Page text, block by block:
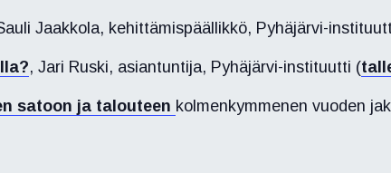
Jaakkola, kehittämispäällikkö, Pyhäjärvi-
, Jari Ruski, asiantuntija, Pyhäjärvi-instituutti (
satoon ja talouteen kolmenkymmenen vuoden